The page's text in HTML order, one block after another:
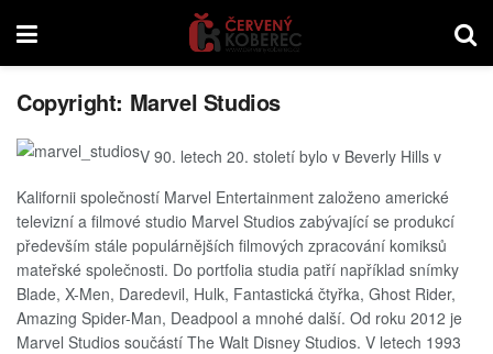
Copyright: Marvel Studios
V 90. letech 20. století bylo v Beverly Hills v
Kalifornii společností Marvel Entertainment založeno americké
televizní a filmové studio Marvel Studios zabývající se produkcí
především stále populárnějších filmových zpracování komiksů
mateřské společnosti. Do portfolia studia patří například snímky
Blade, X-Men, Daredevil, Hulk, Fantastická čtyřka, Ghost Rider,
Amazing Spider-Man, Deadpool a mnohé další. Od roku 2012 je
Marvel Studios součástí The Walt Disney Studios. V letech 1993